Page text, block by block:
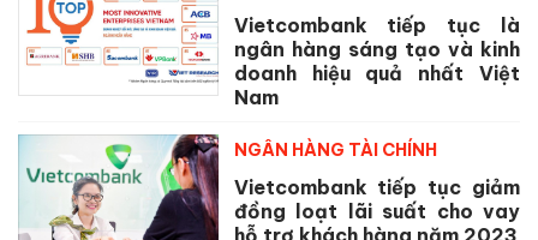
Vietcombank tiếp tục là
ngân hàng sáng tạo và kinh
doanh hiệu quả nhất Việt
Nam
NGÂN HÀNG TÀI CHÍNH
Vietcombank tiếp tục giảm
đồng loạt lãi suất cho vay
hỗ trợ khách hàng năm 2023